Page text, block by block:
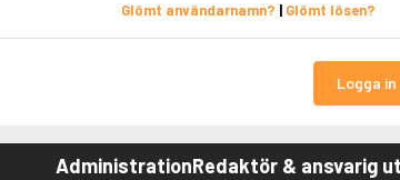
Glömt användarnamn? | Glömt lösen?
Logga in
AdministrationRedaktör & ansvarig